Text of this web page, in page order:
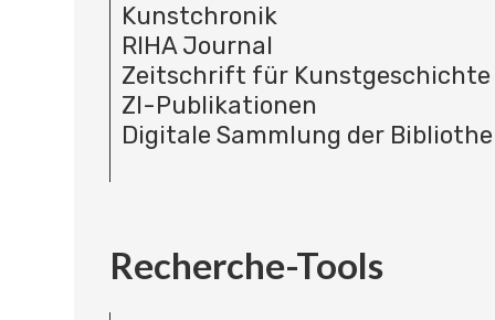
Kunstchronik
RIHA Journal
Zeitschrift für Kunstgeschichte
ZI-Publikationen
Digitale Sammlung der
Recherche-Tools